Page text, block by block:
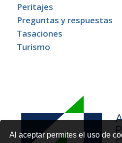
Al aceptar permites el uso de
Peritajes
Preguntas y respuestas
Tasaciones
Turismo